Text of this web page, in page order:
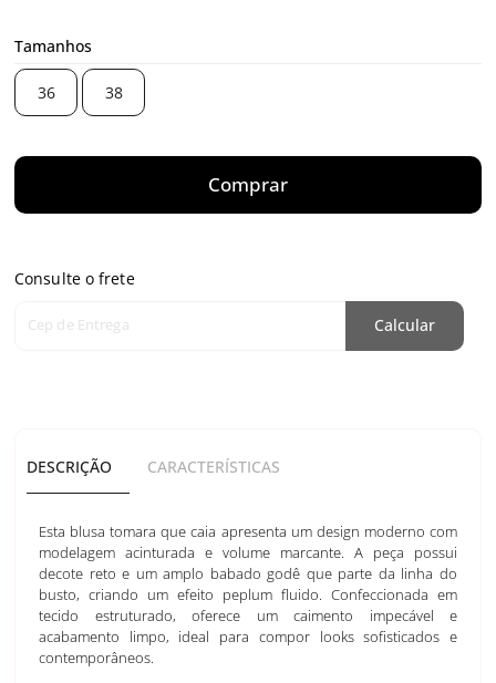
Tamanhos
36 38
Comprar
Consulte o frete
Cep de Entrega Calcular
DESCRIÇÃO CARACTERÍSTICAS
Esta blusa tomara que caia apresenta um design moderno com
modelagem acinturada e volume marcante. A peça possui
decote reto e um amplo babado godê que parte da linha do
busto, criando um efeito peplum fluido. Confeccionada em
tecido estruturado, oferece um caimento impecável e
acabamento limpo, ideal para compor looks sofisticados e
contemporâneos.